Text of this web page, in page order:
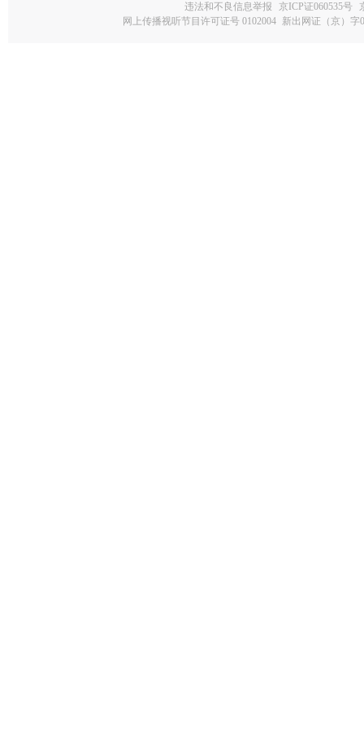
违法和不良信息举报
京ICP证060535号
网上传播视听节目许可证号 0102004 新出网证（京）